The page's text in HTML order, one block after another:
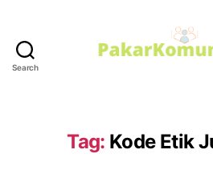
Search
Tag: Kode Etik